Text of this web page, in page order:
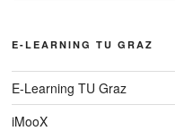
E-LEARNING TU GRAZ
E-Learning TU Graz
iMooX